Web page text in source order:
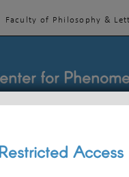
Faculty of Philosophy &
for
Restricted Access